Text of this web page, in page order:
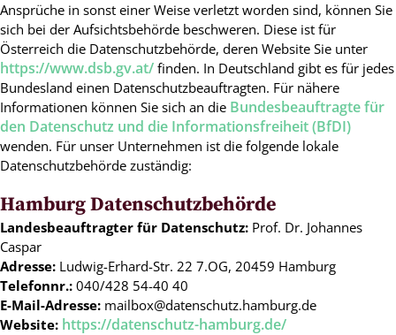
Ansprüche in sonst einer Weise verletzt worden sind, können Sie
sich bei der Aufsichtsbehörde beschweren. Diese ist für
Österreich die Datenschutzbehörde, deren Website Sie unter
https://www.dsb.gv.at/ finden. In Deutschland gibt es für jedes
Bundesland einen Datenschutzbeauftragten. Für nähere
Informationen können Sie sich an die Bundesbeauftragte für
den Datenschutz und die Informationsfreiheit (BfDI)
wenden. Für unser Unternehmen ist die folgende lokale
Datenschutzbehörde zuständig:
Hamburg Datenschutzbehörde
Landesbeauftragter für Datenschutz: Prof. Dr. Johannes
Caspar
Adresse: Ludwig-Erhard-Str. 22 7.OG, 20459 Hamburg
Telefonnr.: 040/428 54-40 40
E-Mail-Adresse: mailbox@datenschutz.hamburg.de
Website: https://datenschutz-hamburg.de/